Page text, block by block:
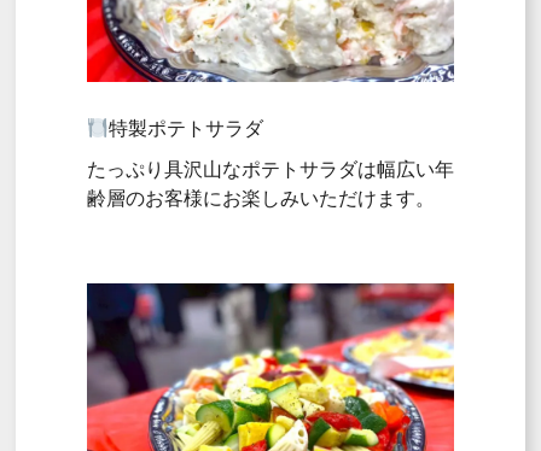
特製ポテトサラダ
たっぷり具沢山なポテトサラダは幅広い年
齢層のお客様にお楽しみいただけます。